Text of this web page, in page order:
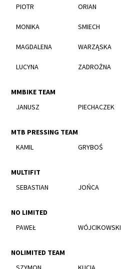
PIOTR ORIAN
MONIKA SMIECH
MAGDALENA WARZĄSKA
LUCYNA ZADROŻNA
MMBIKE TEAM
JANUSZ
PIECHACZEK
MTB PRESSING TEAM
KAMIL
GRYBOŚ
MULTIFIT
SEBASTIAN
JOŃCA
NO LIMITED
PAWEŁ
WÓJCIKOWSKI
NOLIMITED TEAM